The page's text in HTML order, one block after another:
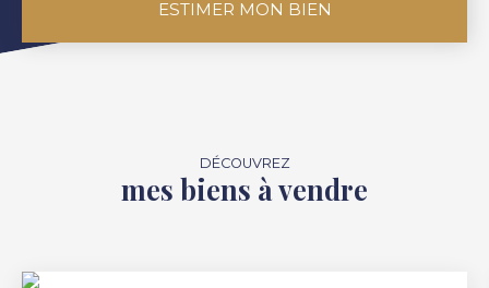
ESTIMER MON BIEN
DÉCOUVREZ
mes biens à vendre